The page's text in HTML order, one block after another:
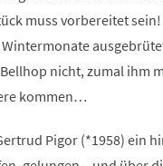
muss vorbereitet
nicht, zumal ihm
kommen…
Pigor (*1958) ein